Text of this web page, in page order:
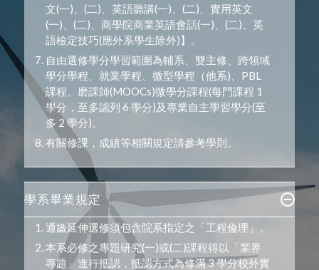
文(一)、(二)、英語聽講(一)、(二)、實用英文
(一)、(二)、商學院商業英語會話(一)、(二)、英
語檢定技巧(應外系學生除外)】。
自由選修學分學習範圍為輔系、雙主修、跨領域
學分學程、就業學程、微型學程（他系)、PBL
課程、磨課師(MOOCs)微學分課程(每門課程 1
學分，至多認列 6 學分)及專業自主學習學分(至
多 2 學分)。
有關修課，成績等相關規定請參考學則。
學系畢業規定
通識延伸選修須包含院系指定之「工程倫理」。
本系必修之專題研究(一)或(二)課程得以「業界
專題」進行抵認，抵認方式為修滿 3 學分校外實